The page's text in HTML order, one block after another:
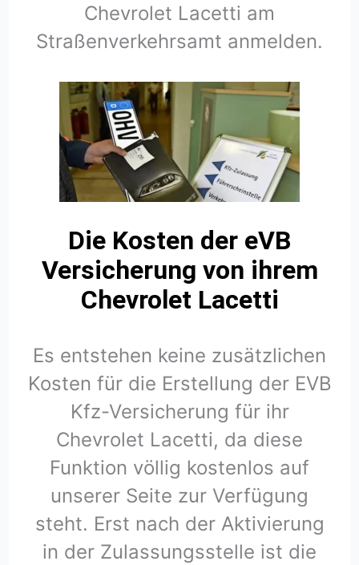
Chevrolet Lacetti am
Straßenverkehrsamt anmelden.
Die Kosten der eVB
Versicherung von ihrem
Chevrolet Lacetti
Es entstehen keine zusätzlichen
Kosten für die Erstellung der EVB
Kfz-Versicherung für ihr
Chevrolet Lacetti, da diese
Funktion völlig kostenlos auf
unserer Seite zur Verfügung
steht. Erst nach der Aktivierung
in der Zulassungsstelle ist die